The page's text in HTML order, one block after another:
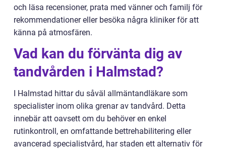
och läsa recensioner, prata med vänner och familj för
rekommendationer eller besöka några kliniker för att
känna på atmosfären.
Vad kan du förvänta dig av
tandvården i Halmstad?
I Halmstad hittar du såväl allmäntandläkare som
specialister inom olika grenar av tandvård. Detta
innebär att oavsett om du behöver en enkel
rutinkontroll, en omfattande bettrehabilitering eller
avancerad specialistvård, har staden ett alternativ för